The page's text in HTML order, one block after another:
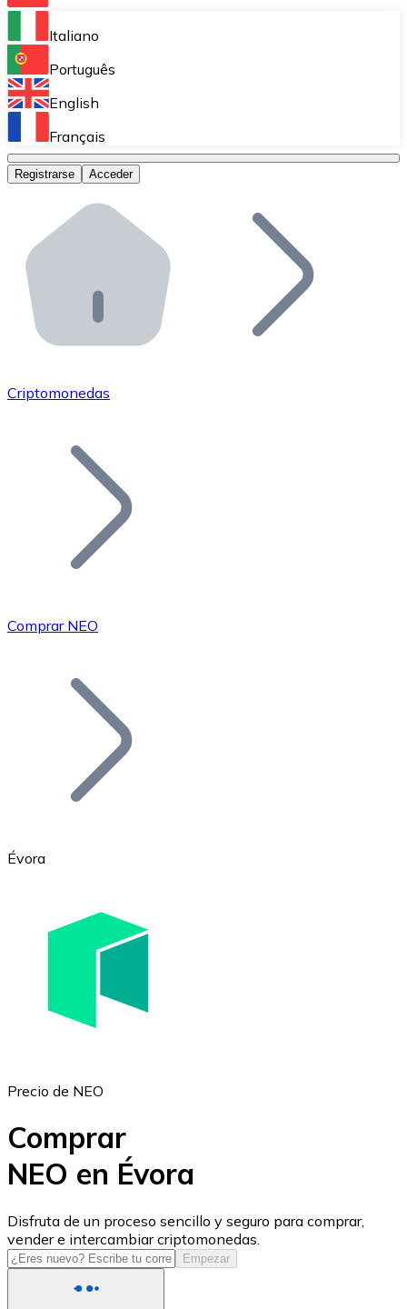
Bitnovo Ramp
Integra nuestra solución en tu plataforma.
Bitnovo Giftcards
Bitnovo OTC
Bitnovo ATM
Integra un ATM Bitnovo en tu negocio y permite que
Bitnovo API
Integra nuestra API en tu ecosistema.
Únete a nuestra red de distribuidores.
Añade tu proyecto a nuestro ecosistema.
Bitcoin
Ethereum
USD Coin
USDC
Italiano
Português
English
Français
Registrarse Acceder
Criptomonedas
Comprar NEO
Évora
Precio de NEO
Comprar
NEO en Évora
Disfruta de un proceso sencillo y seguro para comprar,
vender e intercambiar criptomonedas.
Empezar